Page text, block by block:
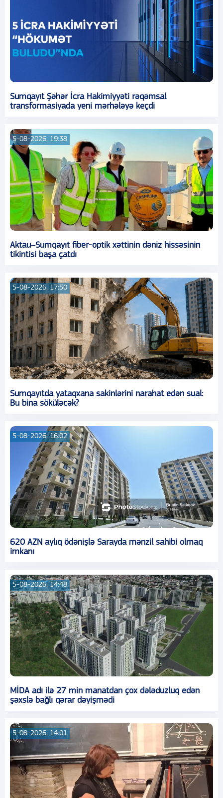
Sumqayıt Şəhər İcra Hakimiyyəti rəqəmsal
transformasiyada yeni mərhələyə keçdi
5-08-2026, 19:38
Aktau–Sumqayıt fiber-optik xəttinin dəniz hissəsinin
tikintisi başa çatdı
5-08-2026, 17:50
Sumqayıtda yataqxana sakinlərini narahat edən sual:
Bu bina söküləcək?
5-08-2026, 16:02
620 AZN aylıq ödənişlə Sarayda mənzil sahibi olmaq
imkanı
5-08-2026, 14:48
MİDA adı ilə 27 min manatdan çox dələduzluq edən
şəxslə bağlı qərar dəyişmədi
5-08-2026, 14:01